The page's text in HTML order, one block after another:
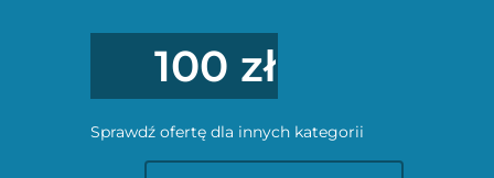
Sprawdź ofertę dla innych kategorii